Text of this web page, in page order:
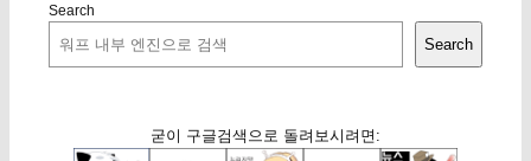
Search
Search
굳이 구글검색으로 돌려보시려면: